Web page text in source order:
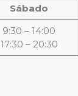
Sábado
9:30 – 14:00
17:30 – 20:30